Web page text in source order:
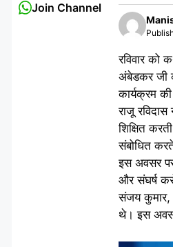
रविवार को
अंबेडकर जी
कार्यक्रम
राजू
शिक्षित
संबोधित
इस अवसर
और संघर्ष
संजय कुमार,
थे। इस
Join Channel